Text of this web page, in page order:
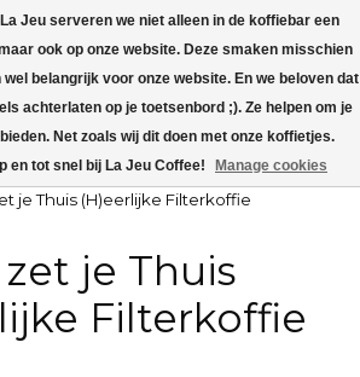
27 juli t/m zondag 9 augustus. Op maandag 10
verzonden!
je Thuis (H)eerlijke Filterkoffie
je Thuis
Filterkoffie
Jeu serveren we niet alleen in de koffiebar een
ook op onze website. Deze smaken misschien
belangrijk voor onze website. En we beloven dat
achterlaten op je toetsenbord ;). Ze helpen om je
Net zoals wij dit doen met onze koffietjes.
en tot snel bij La Jeu Coffee!
Manage cookies